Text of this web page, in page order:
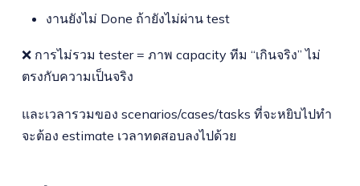
งานยังไม่ Done ถ้ายังไม่ผ่าน test
❌ การไม่รวม tester = ภาพ capacity ทีม “เกินจริง” ไม่
ตรงกับความเป็นจริง
และเวลารวมของ scenarios/cases/tasks ที่จะหยิบไปทำ
จะต้อง estimate เวลาทดสอบลงไปด้วย